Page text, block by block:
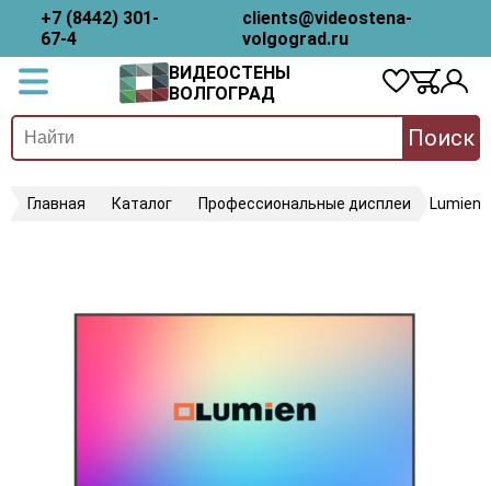
+7 (8442) 301-
67-4
clients@videostena-
volgograd.ru
ВИДЕОСТЕНЫ
ВОЛГОГРАД
Поиск
Главная Каталог Профессиональные дисплеи Lumien